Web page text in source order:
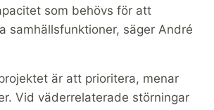
som behövs för att
samhällsfunktioner, säger André
är att prioritera, menar
Vid väderrelaterade störningar